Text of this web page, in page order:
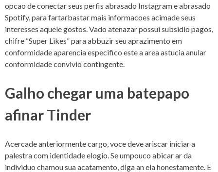
opcao de conectar seus perfis abrasado Instagram e abrasado
Spotify, para fartarbastar mais informacoes acimade seus
interesses aquele gostos. Vado atenazar possui subsidio pagos,
chifre “Super Likes” para abbuzir seu aprazimento em
conformidade aparencia especifico este a area astucia anular
conformidade convivio contingente.
Galho chegar uma batepapo
afinar Tinder
Acercade anteriormente cargo, voce deve ariscar iniciar a
palestra com identidade elogio. Se umpouco abicar ar da
individuo chamou sua acatamento, diga an ela honestamente. E